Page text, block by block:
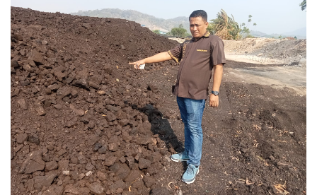
METRO
PESAWARAN
TANGGAMUS
PRINGSEWU
LAMPUNG
SELATAN
KOTA
BANDAR
LAMPUNG
DPRD
METRO
DPRD
PESAWARAN
DPRD
TANGGAMUS
BANTEN
JAWAB
BARAT
DKI
JAKARTA